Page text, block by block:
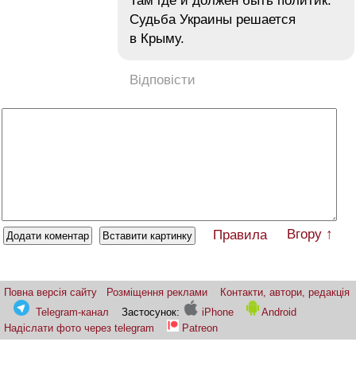
Судьба Украины решается
в Крыму.
Відповісти
Правила Вгору ↑
Повна версія сайту Розміщення реклами
Контакти, автори, редакція
Telegram-канал
Застосунок: iPhone
Android
Надіслати фото через telegram
Patreon